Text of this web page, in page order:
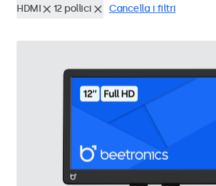
HDMI 12 pollici Cancella i filtri